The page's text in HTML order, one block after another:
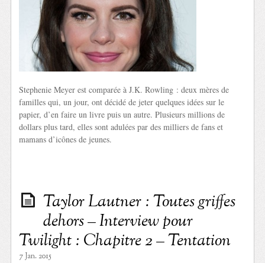
Stephenie Meyer est comparée à J.K. Rowling : deux mères de
familles qui, un jour, ont décidé de jeter quelques idées sur le
papier, d’en faire un livre puis un autre. Plusieurs millions de
dollars plus tard, elles sont adulées par des milliers de fans et
mamans d’icônes de jeunes.
Taylor Lautner : Toutes griffes
dehors – Interview pour
Twilight : Chapitre 2 – Tentation
7 Jan. 2015